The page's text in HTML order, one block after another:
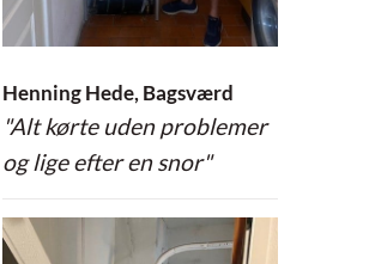
Henning Hede, Bagsværd
"Alt kørte uden problemer
og lige efter en snor"